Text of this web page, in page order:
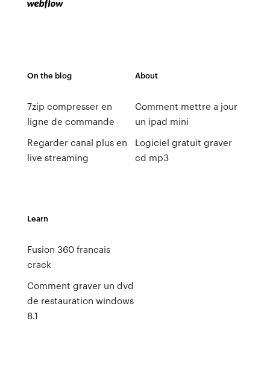
On the blog
7zip compresser en
ligne de commande
Regarder canal plus en
live streaming
About
Comment mettre a jour
un ipad mini
Logiciel gratuit graver
cd mp3
Learn
Fusion 360 francais
crack
Comment graver un dvd
de restauration windows
8.1